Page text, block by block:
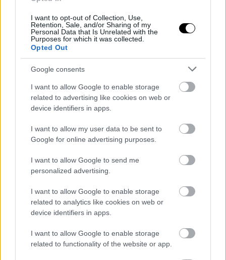
I want to opt-out of Collection, Use,
Retention, Sale, and/or Sharing of my
Personal Data that Is Unrelated with the
Purposes for which it was collected.
Opted Out
Google consents
I want to allow Google to enable storage
related to advertising like cookies on web or
device identifiers in apps.
I want to allow my user data to be sent to
Google for online advertising purposes.
I want to allow Google to send me
personalized advertising.
I want to allow Google to enable storage
related to analytics like cookies on web or
device identifiers in apps.
I want to allow Google to enable storage
related to functionality of the website or app.